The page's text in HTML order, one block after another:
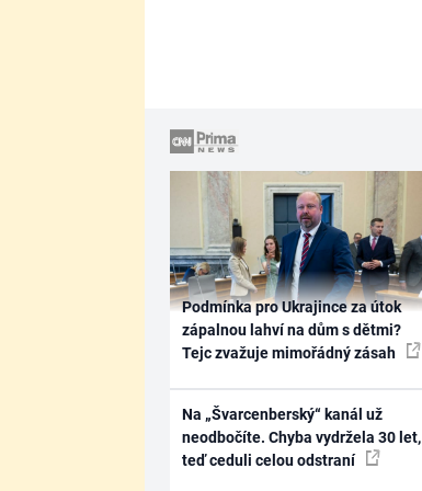
Podmínka pro Ukrajince za útok
zápalnou lahví na dům s dětmi?
Tejc zvažuje mimořádný zásah
Na „Švarcenberský“ kanál už
neodbočíte. Chyba vydržela 30 let,
teď ceduli celou odstraní